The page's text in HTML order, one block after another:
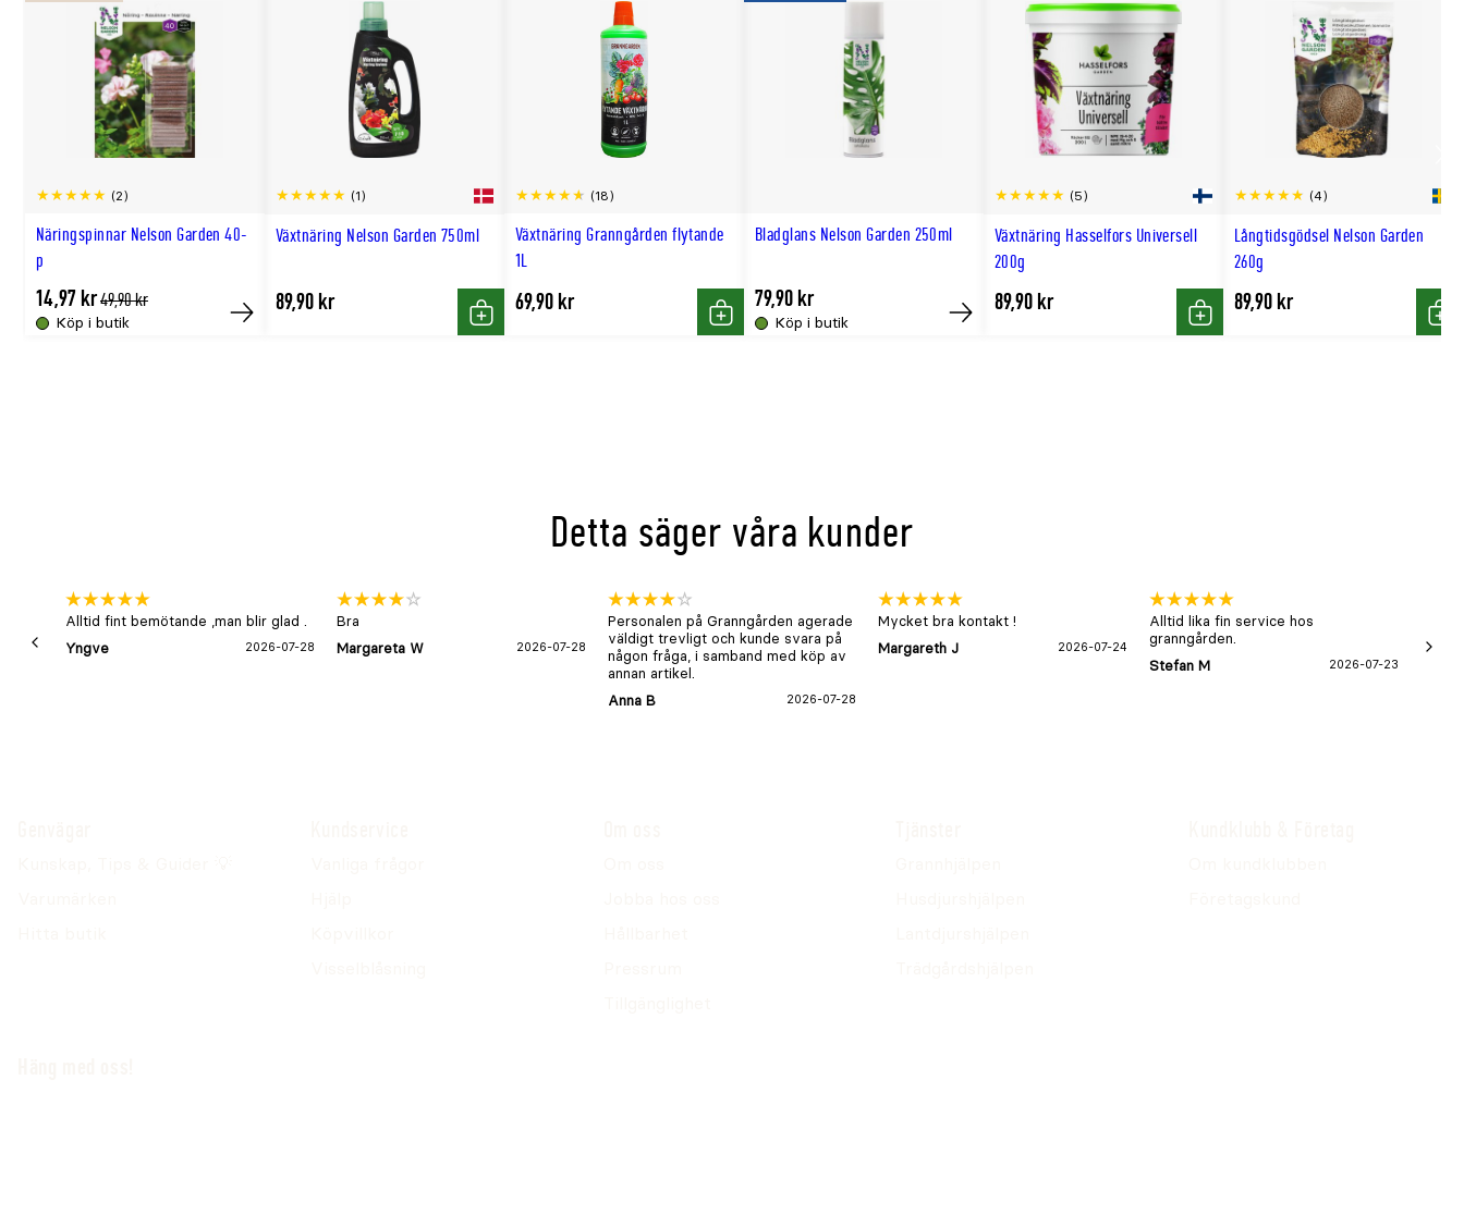
till
Näringspinnar Nelson Garden 40-
p
(2)
Köp i butik
14,97 krTidligere
lägsta
pris
49,90 kr
Köp
Växtnäring Nelson Garden 750ml
(1)
89,90 kr
Köp
Växtnäring Granngården flytande
1L
(18)
69,90 kr
Köp
Bladglans Nelson Garden 250ml
Köp i butik
79,90 kr
Köp
Växtnäring Hasselfors Universell
200g
(5)
89,90 kr
Köp
Långtidsgödsel Nelson Garden
260g
(4)
89,90 kr
Köp
Detta säger våra kunder
Alltid fint bemötande ,man blir glad .
Yngve
2026-07-28
Bra
Margareta W
2026-07-28
Personalen på Granngården agerade
väldigt trevligt och kunde svara på
någon fråga, i samband med köp av
annan artikel.
Anna B
2026-07-28
Mycket bra kontakt !
Margareth J
2026-07-24
Alltid lika fin service hos
granngården.
Stefan M
2026-07-23